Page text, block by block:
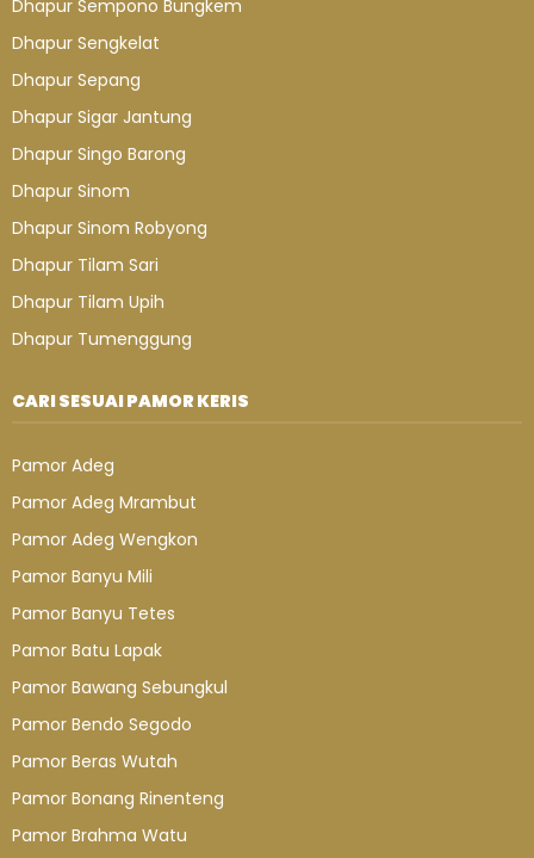
Dhapur Sempono Bungkem
Dhapur Sengkelat
Dhapur Sepang
Dhapur Sigar Jantung
Dhapur Singo Barong
Dhapur Sinom
Dhapur Sinom Robyong
Dhapur Tilam Sari
Dhapur Tilam Upih
Dhapur Tumenggung
CARI SESUAI PAMOR KERIS
Pamor Adeg
Pamor Adeg Mrambut
Pamor Adeg Wengkon
Pamor Banyu Mili
Pamor Banyu Tetes
Pamor Batu Lapak
Pamor Bawang Sebungkul
Pamor Bendo Segodo
Pamor Beras Wutah
Pamor Bonang Rinenteng
Pamor Brahma Watu